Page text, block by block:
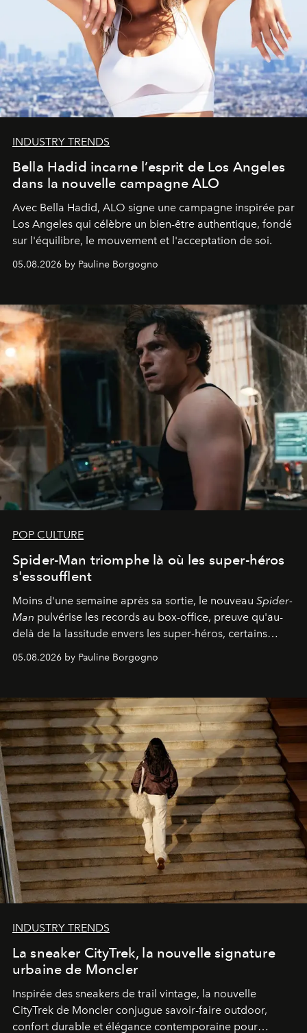
INDUSTRY TRENDS
Bella Hadid incarne l’esprit de Los Angeles
dans la nouvelle campagne ALO
Avec Bella Hadid, ALO signe une campagne inspirée par
Los Angeles qui célèbre un bien-être authentique, fondé
sur l'équilibre, le mouvement et l'acceptation de soi.
05.08.2026 by Pauline Borgogno
POP CULTURE
Spider-Man triomphe là où les super-héros
s'essoufflent
Moins d'une semaine après sa sortie, le nouveau Spider-
Man pulvérise les records au box-office, preuve qu'au-
delà de la lassitude envers les super-héros, certains
05.08.2026 by Pauline Borgogno
INDUSTRY TRENDS
La sneaker CityTrek, la nouvelle signature
urbaine de Moncler
Inspirée des sneakers de trail vintage, la nouvelle
CityTrek de Moncler conjugue savoir-faire outdoor,
confort durable et élégance contemporaine pour